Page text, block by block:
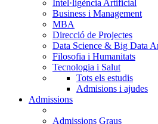
Intel·ligència Artificial
Business i Management
MBA
Direcció de Projectes
Data Science & Big Data
Filosofia i Humanitats
Tecnologia i Salut
Tots els estudis
Admisions i ajudes
Admissions
Admissions Graus